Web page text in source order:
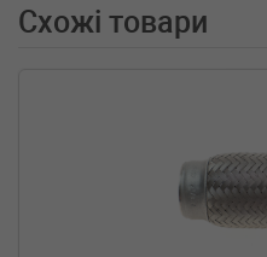
Схожі товари